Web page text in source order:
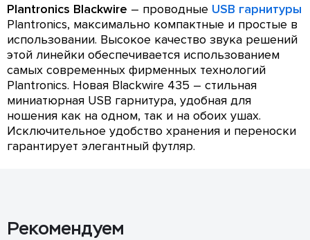
Plantronics Blackwire – проводные USB гарнитуры
Plantronics, максимально компактные и простые в
использовании. Высокое качество звука решений
этой линейки обеспечивается использованием
самых современных фирменных технологий
Plantronics. Новая Blackwire 435 – стильная
миниатюрная USB гарнитура, удобная для
ношения как на одном, так и на обоих ушах.
Исключительное удобство хранения и переноски
гарантирует элегантный футляр.
Рекомендуем